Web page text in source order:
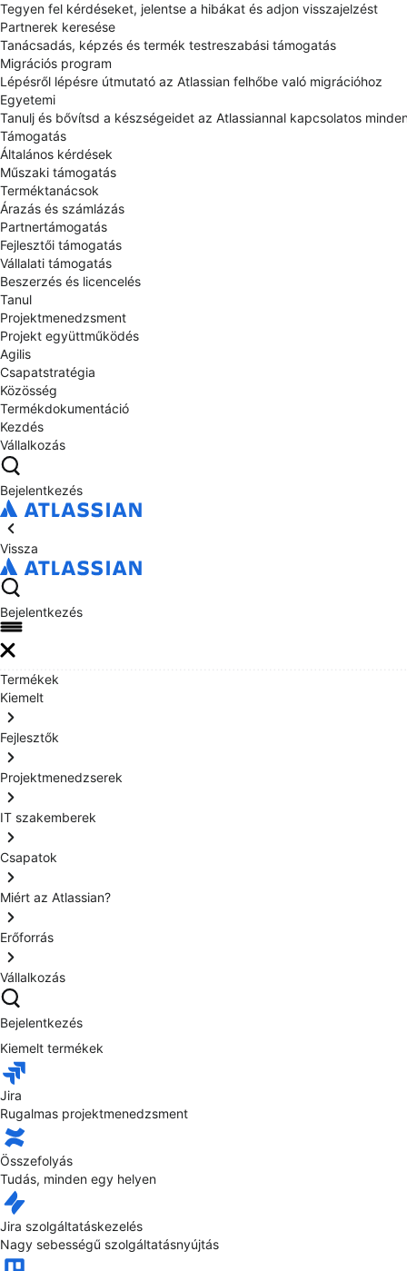
Tegyen fel kérdéseket, jelentse a hibákat és adjon visszajelzést
Partnerek keresése
Tanácsadás, képzés és termék testreszabási támogatás
Migrációs program
Lépésről lépésre útmutató az Atlassian felhőbe való migrációhoz
Egyetemi
Tanulj és bővítsd a készségeidet az Atlassiannal kapcsolatos
Támogatás
Általános kérdések
Műszaki támogatás
Terméktanácsok
Árazás és számlázás
Partnertámogatás
Fejlesztői támogatás
Vállalati támogatás
Beszerzés és licencelés
Tanul
Projektmenedzsment
Projekt együttműködés
Agilis
Csapatstratégia
Közösség
Termékdokumentáció
Kezdés
Vállalkozás
Bejelentkezés
Vissza
Bejelentkezés
Termékek
Kiemelt
Fejlesztők
Projektmenedzserek
IT szakemberek
Csapatok
Miért az Atlassian?
Erőforrás
Vállalkozás
Bejelentkezés
Kiemelt termékek
Jira
Rugalmas projektmenedzsment
Összefolyás
Tudás, minden egy helyen
Jira szolgáltatáskezelés
Nagy sebességű szolgáltatásnyújtás